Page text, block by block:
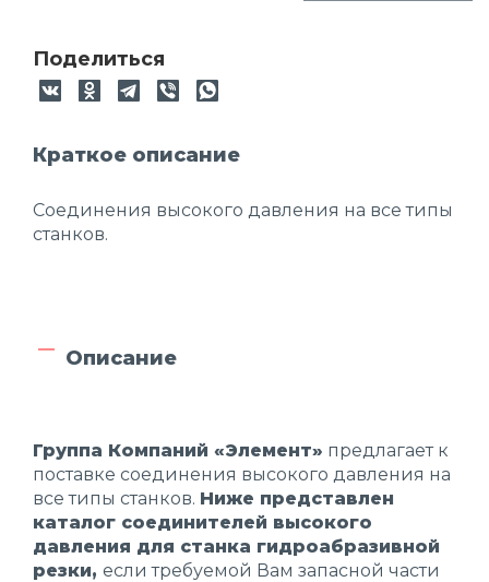
Поделиться
Краткое описание
Соединения высокого давления на все типы
станков.
Описание
Группа Компаний «Элемент» предлагает к
поставке соединения высокого давления на
все типы станков. Ниже представлен
каталог соединителей высокого
давления для станка гидроабразивной
резки, если требуемой Вам запасной части